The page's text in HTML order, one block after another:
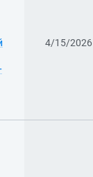
4/15/2026